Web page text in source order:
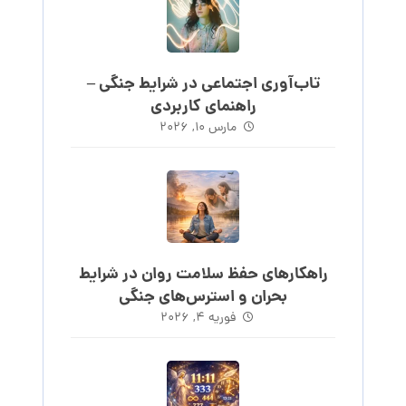
تاب‌آوری اجتماعی در شرایط جنگی –
راهنمای کاربردی
مارس ۱۰, ۲۰۲۶
راهکارهای حفظ سلامت روان در شرایط
بحران و استرس‌های جنگی
فوریه ۴, ۲۰۲۶